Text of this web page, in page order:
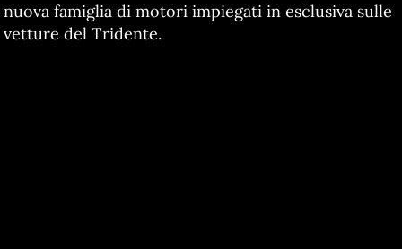
nuova famiglia di motori impiegati in esclusiva sulle
vetture del Tridente.